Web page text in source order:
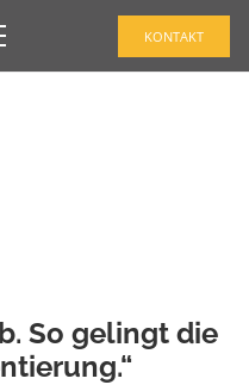
KONTAKT
So gelingt die